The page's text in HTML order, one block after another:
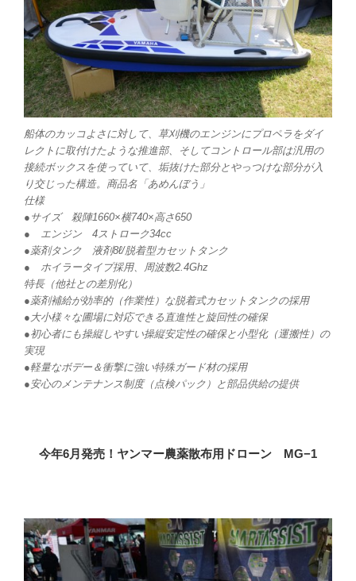
船体のカッコよさに対して、草刈機のエンジンにプロペラをダイ
レクトに取付けたような推進部、そしてコントロール部は汎用の
接続ボックスを使っていて、垢抜けた部分とやっつけな部分が入
り交じった構造。商品名「あめんぼう」
仕様
●サイズ 殺陣1660×横740×高さ650
● エンジン 4ストローク34cc
●薬剤タンク 液剤8ℓ/脱着型カセットタンク
● ホイラータイプ採用、周波数2.4Ghz
特長（他社との差別化）
●薬剤補給が効率的（作業性）な脱着式カセットタンクの採用
●大小様々な圃場に対応できる直進性と旋回性の確保
●初心者にも操縦しやすい操縦安定性の確保と小型化（運搬性）の
実現
●軽量なボデー＆衝撃に強い特殊ガード材の採用
●安心のメンテナンス制度（点検パック）と部品供給の提供
今年6月発売！ヤンマー農薬散布用ドローン MG−1